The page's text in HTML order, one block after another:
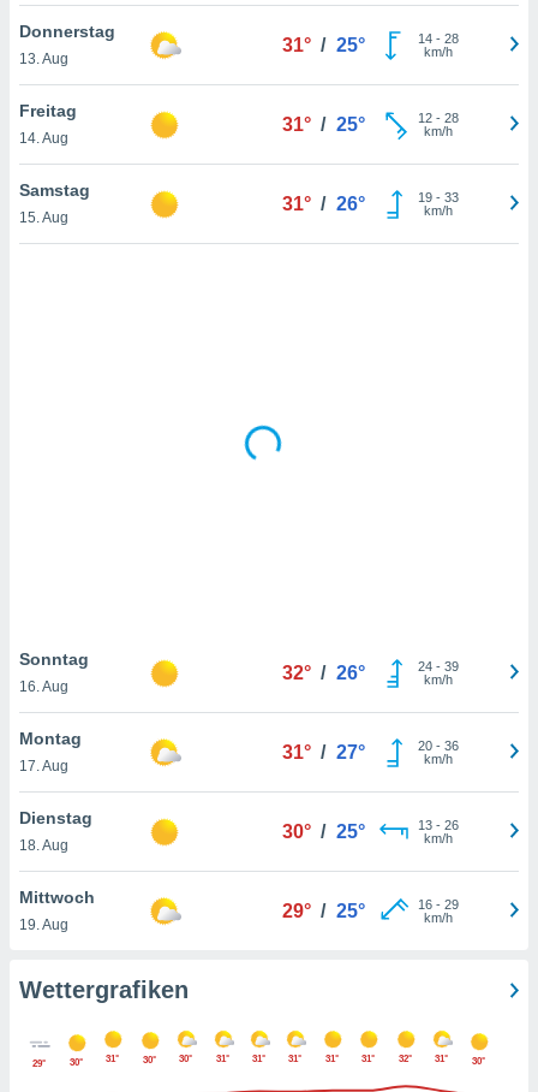
können
von
und
klicken.
und
Donnerstag
13. Aug
31° / 25° 14- 28
km/h
Freitag
14. Aug
31° / 25° 12- 28
km/h
Samstag
15. Aug
31° / 26° 19- 33
km/h
Sonntag
16. Aug
32° / 26° 24- 39
km/h
Montag
17. Aug
31° / 27° 20- 36
km/h
Dienstag
18. Aug
30° / 25° 13- 26
km/h
Mittwoch
19. Aug
29° / 25° 16- 29
km/h
Wettergrafiken
29° 30° 31° 30° 30° 31° 31° 31° 31° 31° 32° 31° 30°